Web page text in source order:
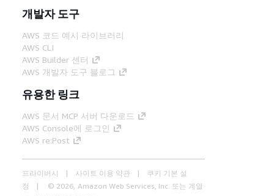
개발자 도구
AWS 코드 예시 라이브러리
AWS CLI
AWS Builder 센터
AWS 개발자 도구 블로그
유용한 링크
AWS 문서 MCP 서버 다운로드
AWS Console에 로그인
AWS re:Post
프라이버시 사이트 이용 약관
쿠키 기본 설
정
© 2026, Amazon Web Services, Inc. 또는 계열